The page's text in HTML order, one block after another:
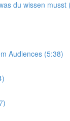
du wissen musst
Audiences (5:38)